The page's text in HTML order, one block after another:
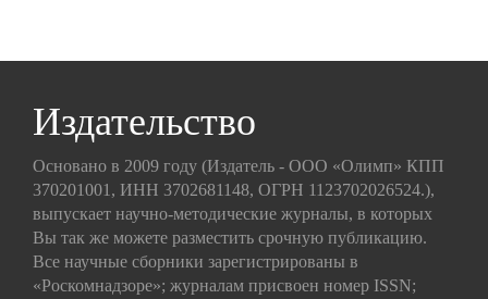
Издательство
Основано в 2009 году (Издатель - ООО «Олимп» КПП
370201001, ИНН 3702681148, ОГРН 1123702026524.),
выпускает научно-методические журналы, в которых
Вы так же можете разместить срочную публикацию.
Все научные сборники зарегистрированы в
«Роскомнадзоре»; журналам присвоен номер ISSN;